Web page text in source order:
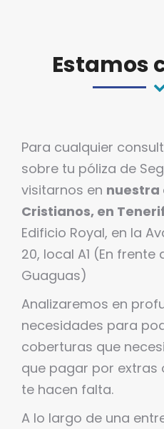
Estamos
Para cualquier
sobre tu póliza de
visitarnos en nuestra
Cristianos, en
Edificio Royal, en la
20, local A1 (En
Guaguas)
Analizaremos en
necesidades para
coberturas que
que pagar por extras
te hacen falta.
A lo largo de una